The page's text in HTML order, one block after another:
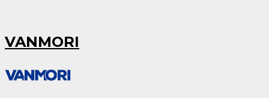
VANMORI